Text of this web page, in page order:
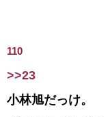
110
>>23
小林旭だっけ。